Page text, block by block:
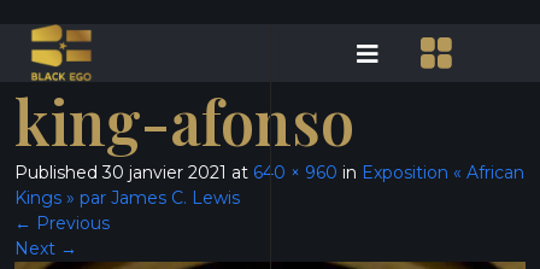
king-afonso
Published30 janvier 2021 at 640 × 960 in Exposition « African
Kings » par James C. Lewis
← Previous
Next →